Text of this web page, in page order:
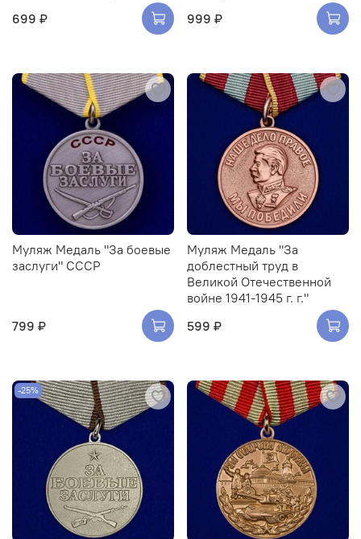
699 ₽
999 ₽
Муляж Медаль "За боевые
заслуги" СССР
799 ₽
Муляж Медаль "За
доблестный труд в
Великой Отечественной
войне 1941-1945 г. г."
599 ₽
-25%